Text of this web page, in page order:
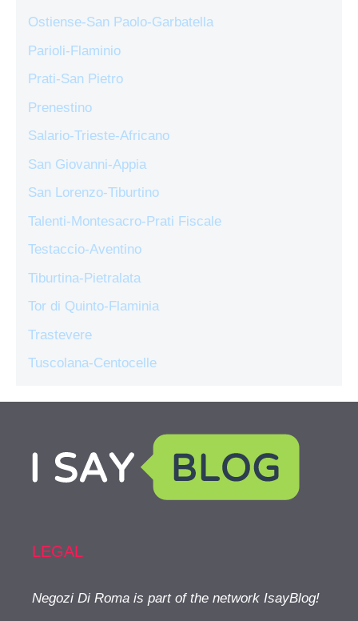
Ostiense-San Paolo-Garbatella
Parioli-Flaminio
Prati-San Pietro
Prenestino
Salario-Trieste-Africano
San Giovanni-Appia
San Lorenzo-Tiburtino
Talenti-Montesacro-Prati Fiscale
Testaccio-Aventino
Tiburtina-Pietralata
Tor di Quinto-Flaminia
Trastevere
Tuscolana-Centocelle
LEGAL
Negozi Di Roma is part of the network IsayBlog!